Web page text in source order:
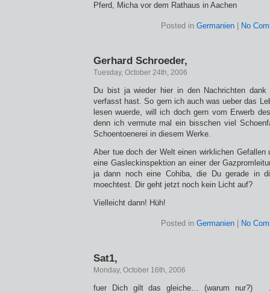
Pferd, Micha vor dem Rathaus in Aachen
Posted in Germanien| No
Gerhard Schroeder,
Tuesday, October 24th, 2006
Du bist ja wieder hier in den Nachrichten dank
verfasst hast. So gern ich auch was ueber das
lesen wuerde, will ich doch gern vom Erwerb
denn ich vermute mal ein bisschen viel
Schoentoenerei in diesem Werke.
Aber tue doch der Welt einen wirklichen
eine Gasleckinspektion an einer der
ja dann noch eine Cohiba, die Du gerade in
moechtest. Dir geht jetzt noch kein Licht auf?
Vielleicht dann! Hüh!
Posted in Germanien| No
Sat1,
Monday, October 16th, 2006
fuer Dich gilt das gleiche… (warum nur?)